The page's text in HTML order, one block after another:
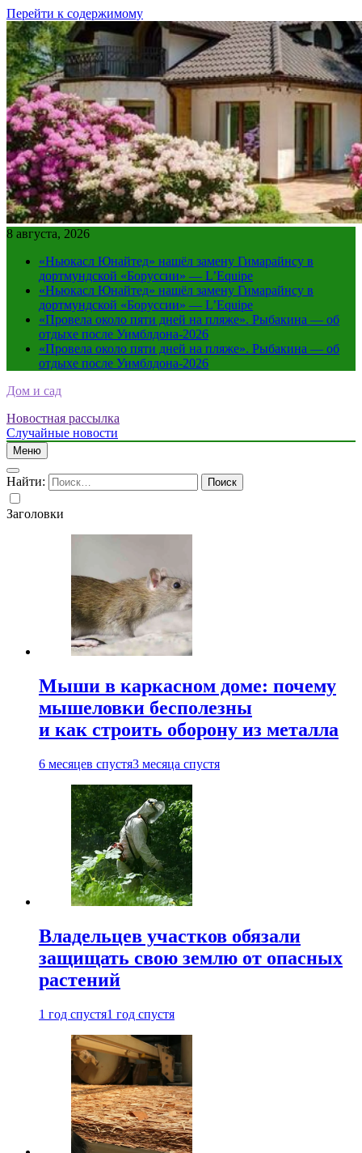
Перейти к содержимому
8 августа, 2026
«Ньюкасл Юнайтед» нашёл замену Гимарайнсу в
дортмундской «Боруссии» — L’Equipe
«Ньюкасл Юнайтед» нашёл замену Гимарайнсу в
дортмундской «Боруссии» — L’Equipe
«Провела около пяти дней на пляже». Рыбакина — об
отдыхе после Уимблдона-2026
«Провела около пяти дней на пляже». Рыбакина — об
отдыхе после Уимблдона-2026
Дом и сад
Новостная рассылка
Случайные новости
Меню
Найти:
Заголовки
Мыши в каркасном доме: почему
мышеловки бесполезны
и как строить оборону из металла
6 месяцев спустя3 месяца спустя
Владельцев участков обязали
защищать свою землю от опасных
растений
1 год спустя1 год спустя